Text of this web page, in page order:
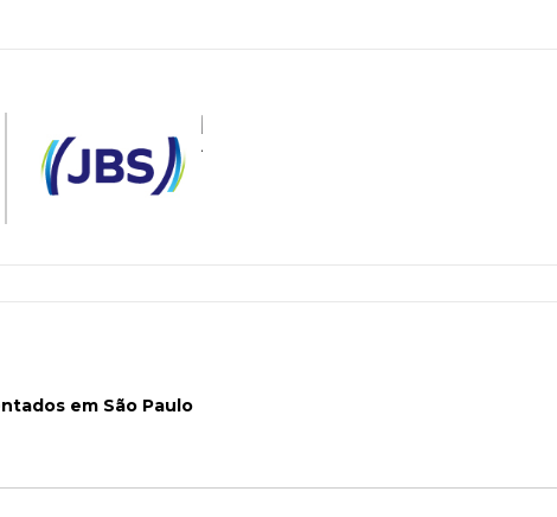
em São Paulo